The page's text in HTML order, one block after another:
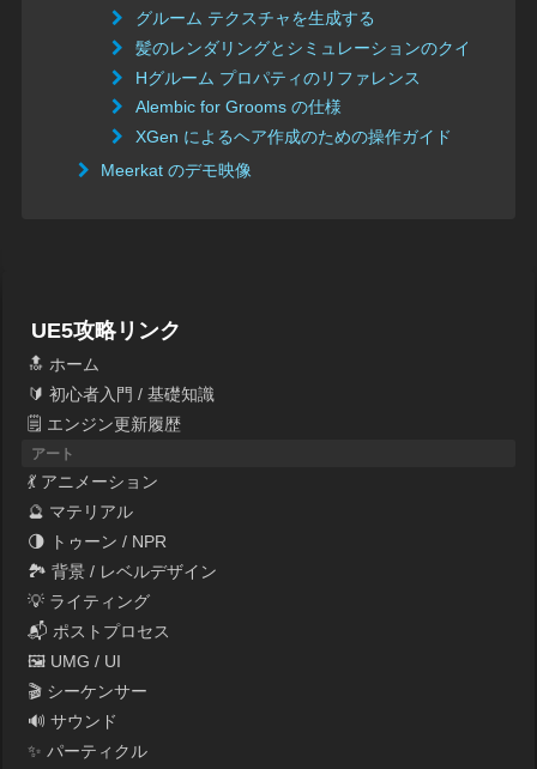
グルーム テクスチャを生成する
髪のレンダリングとシミュレーションのクイック ス
Hグルーム プロパティのリファレンス
Alembic for Grooms の仕様
XGen によるヘア作成のための操作ガイド
Meerkat のデモ映像
UE5攻略リンク
🔝 ホーム
🔰 初心者入門 / 基礎知識
🗒 エンジン更新履歴
アート
💃 アニメーション
🔮 マテリアル
🌗 トゥーン / NPR
🏞 背景 / レベルデザイン
💡 ライティング
📬 ポストプロセス
🖼 UMG / UI
🎬 シーケンサー
🔊 サウンド
✨ パーティクル